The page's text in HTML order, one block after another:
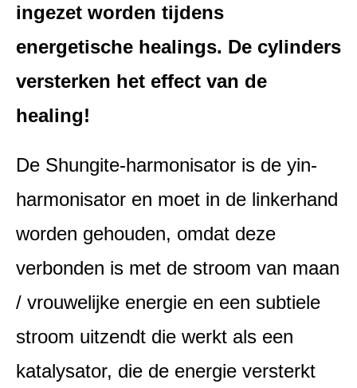
ingezet worden tijdens
energetische healings. De cylinders
versterken het effect van de
healing!
De Shungite-harmonisator is de yin-
harmonisator en moet in de linkerhand
worden gehouden, omdat deze
verbonden is met de stroom van maan
/ vrouwelijke energie en een subtiele
stroom uitzendt die werkt als een
katalysator, die de energie versterkt